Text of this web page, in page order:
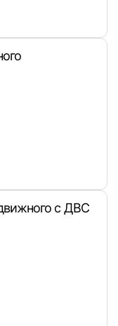
с ДВС